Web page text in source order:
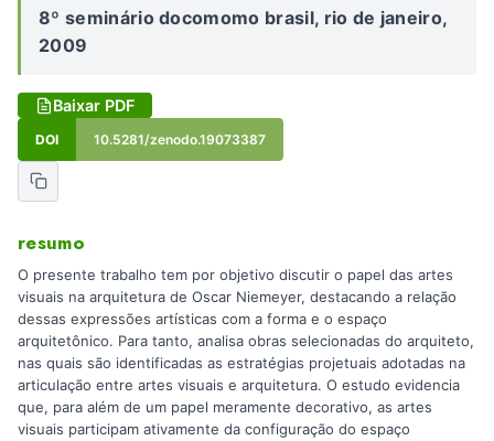
8º seminário docomomo brasil, rio de janeiro,
2009
Baixar PDF
DOI 10.5281/zenodo.19073387
resumo
O presente trabalho tem por objetivo discutir o papel das artes
visuais na arquitetura de Oscar Niemeyer, destacando a relação
dessas expressões artísticas com a forma e o espaço
arquitetônico. Para tanto, analisa obras selecionadas do arquiteto,
nas quais são identificadas as estratégias projetuais adotadas na
articulação entre artes visuais e arquitetura. O estudo evidencia
que, para além de um papel meramente decorativo, as artes
visuais participam ativamente da configuração do espaço